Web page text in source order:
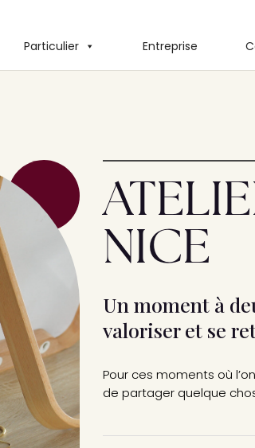
Particulier Entreprise
NICE
Un moment à
valoriser et se
Pour ces moments où
de partager quelque